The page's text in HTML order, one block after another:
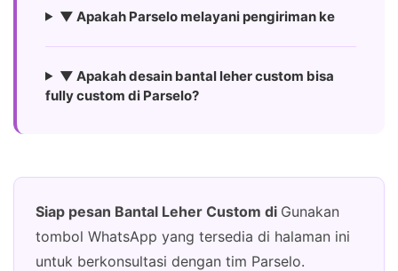
▼ Apakah Parselo melayani pengiriman ke
▼ Apakah desain bantal leher custom bisa
fully custom di Parselo?
Siap pesan Bantal Leher Custom di Gunakan
tombol WhatsApp yang tersedia di halaman ini
untuk berkonsultasi dengan tim Parselo.